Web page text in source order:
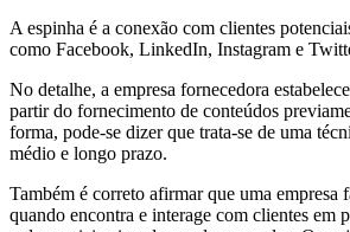
A espinha é a conexão com clientes
como Facebook, LinkedIn, Instagram e
No detalhe, a empresa fornecedora
partir do fornecimento de conteúdos
forma, pode-se dizer que trata-se de uma
médio e longo prazo.
Também é correto afirmar que uma empresa
quando encontra e interage com clientes em